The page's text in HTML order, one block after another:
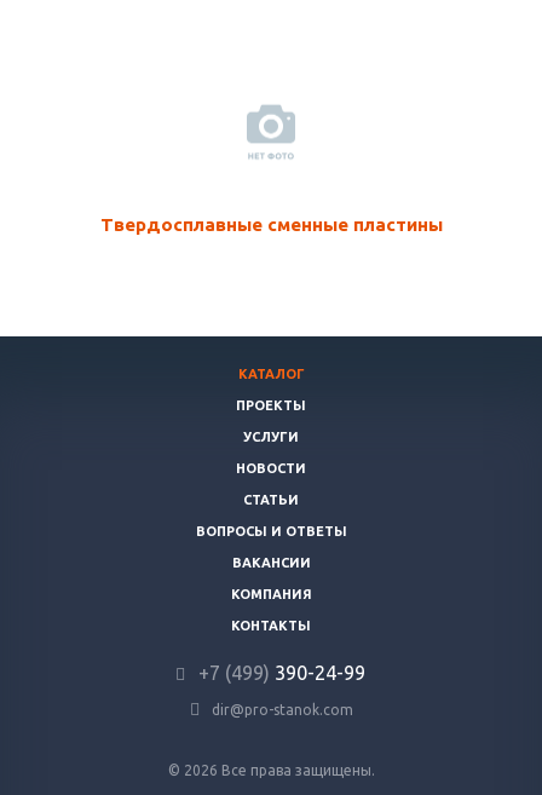
Твердосплавные сменные пластины
© 2026 Все права защищены.
КАТАЛОГ
ПРОЕКТЫ
УСЛУГИ
НОВОСТИ
СТАТЬИ
ВОПРОСЫ И ОТВЕТЫ
ВАКАНСИИ
КОМПАНИЯ
КОНТАКТЫ
+7 (499) 390-24-99
dir@pro-stanok.com